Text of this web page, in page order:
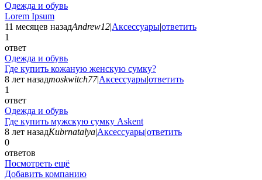
Одежда и обувь
Lorem Ipsum
11 месяцев назадAndrew12|Аксессуары|ответить
1
ответ
Одежда и обувь
Где купить кожаную женскую сумку?
8 лет назадmoskwitch77|Аксессуары|ответить
1
ответ
Одежда и обувь
Где купить мужскую сумку Askent
8 лет назадKubrnatalya|Аксессуары|ответить
0
ответов
Посмотреть ещё
Добавить компанию